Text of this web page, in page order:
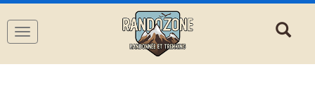
Navigation